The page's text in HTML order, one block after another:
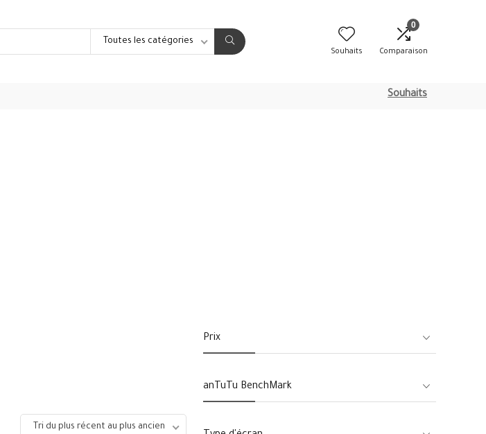
Toutes les catégories
Souhaits
0
Comparaison
Souhaits
Tri du plus récent au plus ancien
Prix
anTuTu BenchMark